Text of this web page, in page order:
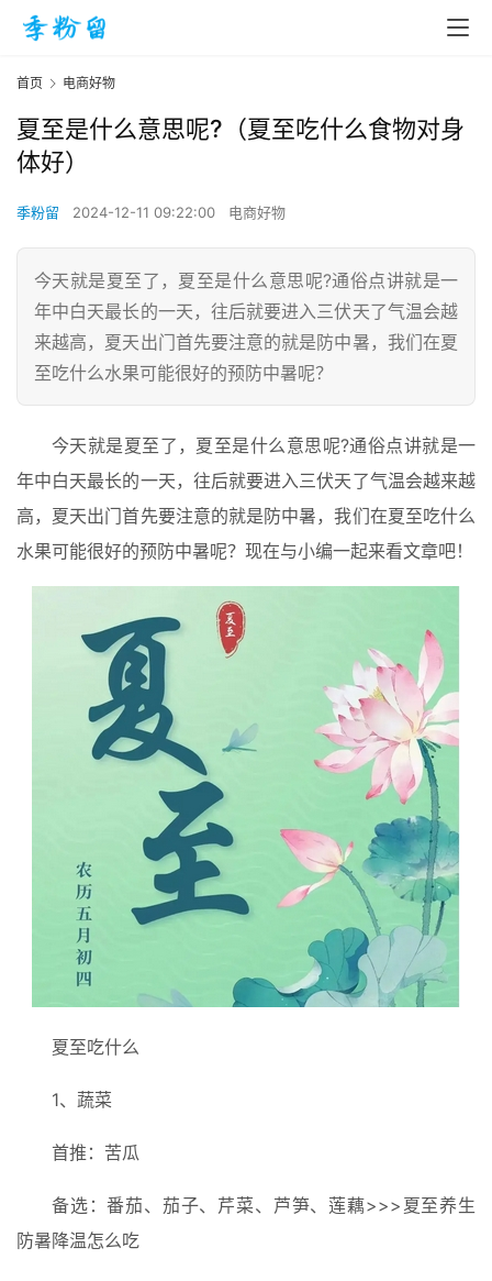
首页 电商好物
夏至是什么意思呢?（夏至吃什么食物对身
体好）
季粉留 2024-12-11 09:22:00 电商好物
今天就是夏至了，夏至是什么意思呢?通俗点讲就是一
年中白天最长的一天，往后就要进入三伏天了气温会越
来越高，夏天出门首先要注意的就是防中暑，我们在夏
至吃什么水果可能很好的预防中暑呢？
今天就是夏至了，夏至是什么意思呢?通俗点讲就是一
年中白天最长的一天，往后就要进入三伏天了气温会越来越
高，夏天出门首先要注意的就是防中暑，我们在夏至吃什么
水果可能很好的预防中暑呢？现在与小编一起来看文章吧！
夏至吃什么
1、蔬菜
首推：苦瓜
备选：番茄、茄子、芹菜、芦笋、莲藕>>>夏至养生
防暑降温怎么吃